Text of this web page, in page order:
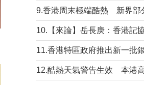
9.香港周末極端酷熱 新界部
12.酷熱天氣警告生效 本港